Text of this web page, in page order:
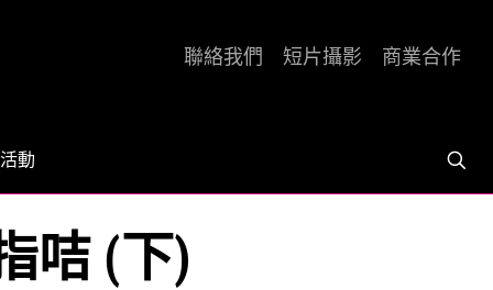
活動
聯絡我們 短片攝影 商業合作
咭 (下)